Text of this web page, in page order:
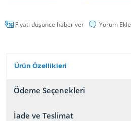
Fiyatı düşünce haber ver Yorum Ekle
Ürün Özellikleri
Ödeme Seçenekleri
İade ve Teslimat